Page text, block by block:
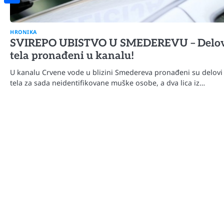
HRONIKA
SVIREPO UBISTVO U SMEDEREVU –
tela pronađeni u kanalu!
U kanalu Crvene vode u blizini Smedereva pronađeni su delovi
tela za sada neidentifikovane muške osobe, a dva lica iz…
Share